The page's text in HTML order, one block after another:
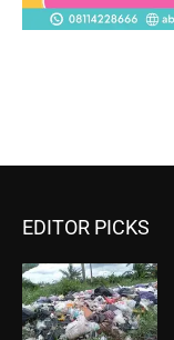
EDITOR PICKS